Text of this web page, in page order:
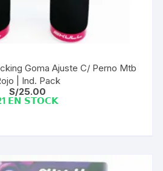
Goma Ajuste C/ Perno Mtb
| Ind. Pack
S/25.00
𝗘𝗡 𝗦𝗧𝗢𝗖𝗞